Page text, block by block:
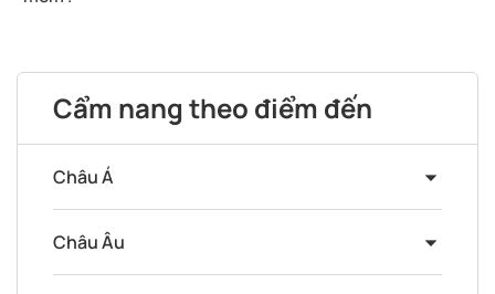
Cẩm nang theo điểm đến
Châu Á
Châu Âu